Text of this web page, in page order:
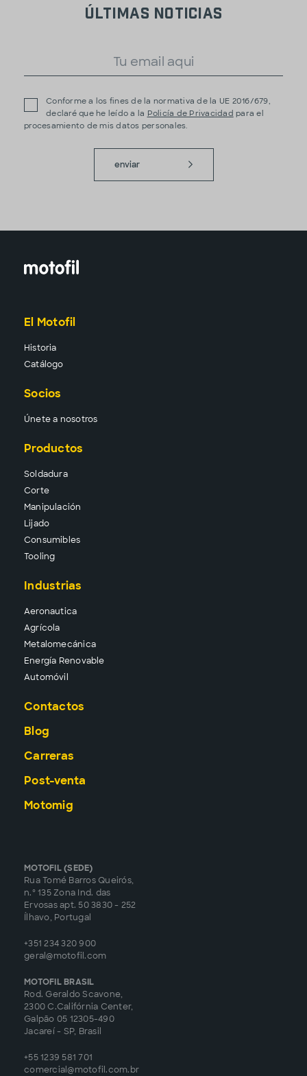
últimas noticias
Conforme a los fines de la normativa de la UE 2016/679,
declaré que he leído a la Policía de Privacidad para el
procesamiento de mis datos personales.
enviar
El Motofil
Historia
Catálogo
Socios
Únete a nosotros
Productos
Soldadura
Corte
Manipu lación
Lijado
Consumibles
Tool ing
Industrias
Aeronautica
Agrícola
Metalomecánica
Energía Renovable
Automóvil
Contactos
Blog
Carreras
Post-venta
Motomig
MOTOFIL (SEDE)
Rua Tomé Barros Queirós,
n.º 135 Zona Ind. das
Ervosas apt. 50 3830 - 252
Ílhavo, Portugal
+351 234 320 900
geral@motofil.com
MOTOFIL BRASIL
Rod. Geraldo Scavone,
2300 C.Califórnia Center,
Galpão 05 12305-490
Jacareí - SP, Brasil
+55 1239 581 701
comercial@motofil.com.br